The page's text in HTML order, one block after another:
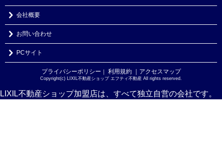
会社概要
お問い合わせ
PCサイト
プライバシーポリシー ｜ 利用規約 ｜アクセスマップ
Copyright(c) LIXIL不動産ショップ エフティ不動産 All rights reserved.
LIXIL不動産ショップ加盟店は、すべて独立自営の会社です。